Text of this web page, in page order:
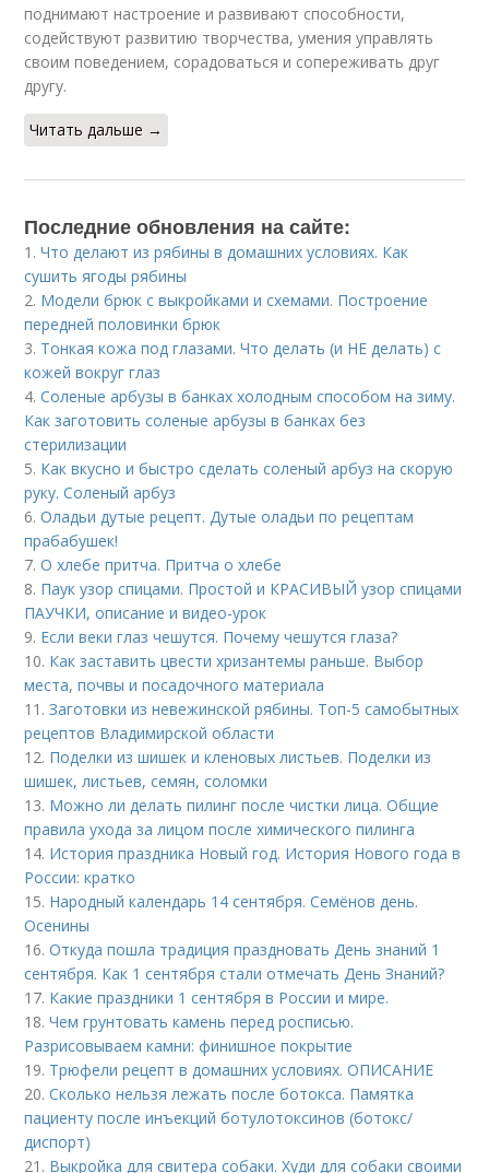
поднимают настроение и развивают способности,
содействуют развитию творчества, умения управлять
своим поведением, сорадоваться и сопереживать друг
другу.
Читать дальше →
Последние обновления на сайте:
1.Что делают из рябины в домашних условиях. Как
сушить ягоды рябины
2. Модели брюк с выкройками и схемами. Построение
передней половинки брюк
3. Тонкая кожа под глазами. Что делать (и НЕ делать) с
кожей вокруг глаз
4.Соленые арбузы в банках холодным способом на зиму.
Как заготовить соленые арбузы в банках без
стерилизации
5. Как вкусно и быстро сделать соленый арбуз на скорую
руку. Соленый арбуз
6.Оладьи дутые рецепт. Дутые оладьи по рецептам
прабабушек!
7.О хлебе притча. Притча о хлебе
8. Паук узор спицами. Простой и КРАСИВЫЙ узор спицами
ПАУЧКИ, описание и видео-урок
9. Если веки глаз чешутся. Почему чешутся глаза?
10. Как заставить цвести хризантемы раньше. Выбор
места, почвы и посадочного материала
11.Заготовки из невежинской рябины. Топ-5 самобытных
рецептов Владимирской области
12. Поделки из шишек и кленовых листьев. Поделки из
шишек, листьев, семян, соломки
13. Можно ли делать пилинг после чистки лица. Общие
правила ухода за лицом после химического пилинга
14. История праздника Новый год. История Нового года в
России: кратко
15. Народный календарь 14 сентября. Семёнов день.
Осенины
16.Откуда пошла традиция праздновать День знаний 1
сентября. Как 1 сентября стали отмечать День Знаний?
17. Какие праздники 1 сентября в России и мире.
18.Чем грунтовать камень перед росписью.
Разрисовываем камни: финишное покрытие
19. Трюфели рецепт в домашних условиях. ОПИСАНИЕ
20.Сколько нельзя лежать после ботокса. Памятка
пациенту после инъекций ботулотоксинов (ботокс/
диспорт)
21. Выкройка для свитера собаки. Худи для собаки своими